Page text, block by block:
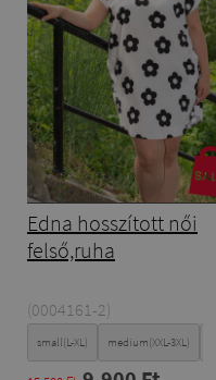
Edna hosszított női
felső,ruha
(0004161-2)
small(L-XL) medium(XXL-3XL)